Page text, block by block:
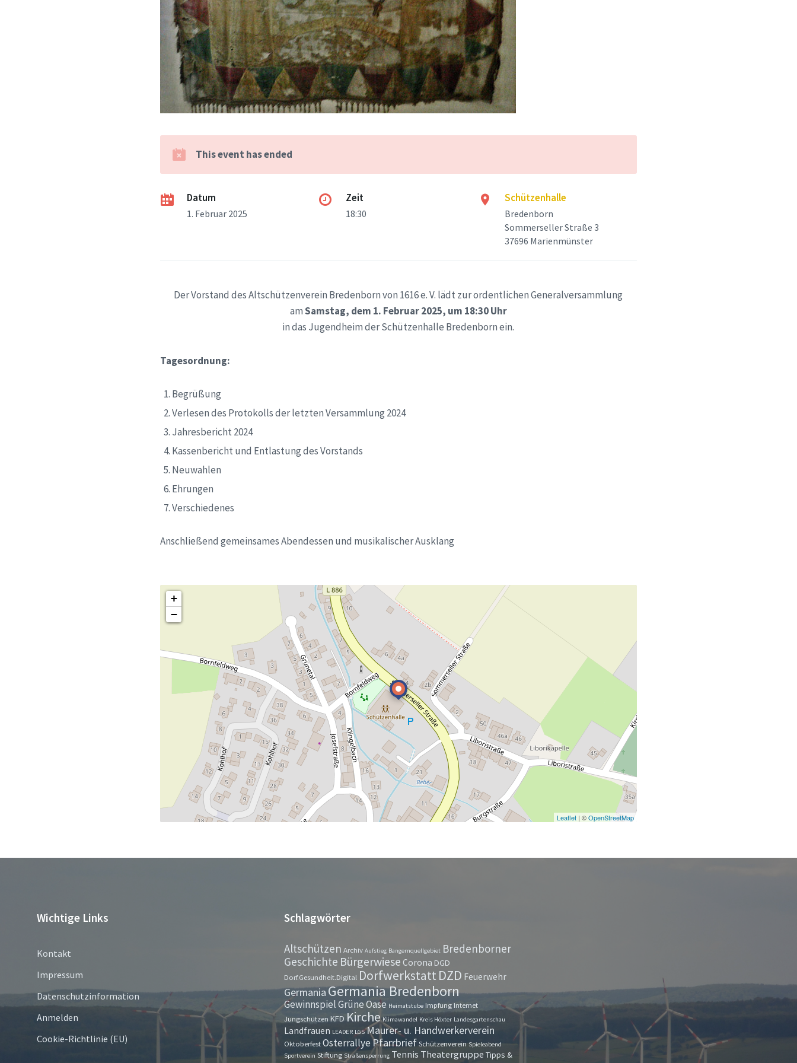
This event has ended
Datum
1. Februar 2025
Zeit
18:30
Schützenhalle
Bredenborn
Sommerseller Straße 3
37696 Marienmünster
Der Vorstand des Altschützenverein Bredenborn von 1616 e. V. lädt zur ordentlichen Generalversammlung
amSamstag, dem 1. Februar 2025, um 18:30 Uhr
in das Jugendheim der Schützenhalle Bredenborn ein.
Tagesordnung:
Begrüßung
Verlesen des Protokolls der letzten Versammlung 2024
Jahresbericht 2024
Kassenbericht und Entlastung des Vorstands
Neuwahlen
Ehrungen
Verschiedenes
Anschließend gemeinsames Abendessen und musikalischer Ausklang
+
−
Leaflet| ©OpenStreetMap
Wichtige Links
Kontakt
Impressum
Datenschutzinformation
Anmelden
Cookie-Richtlinie (EU)
Schlagwörter
Altschützen Archiv Aufstieg Bangernquellgebiet Bredenborner
Geschichte Bürgerwiese Corona DGD
Dorf.Gesundheit.Digital Dorfwerkstatt DZD Feuerwehr
GermaniaGermania Bredenborn
GewinnspielGrüne Oase Heimatstube Impfung Internet
Jungschützen KFD Kirche Klimawandel Kreis Höxter Landesgartenschau
Landfrauen LEADER LGS Maurer- u. Handwerkerverein
Oktoberfest OsterrallyePfarrbrief Schützenverein Spieleabend
Sportverein Stiftung Straßensperrung Tennis Theatergruppe Tipps &